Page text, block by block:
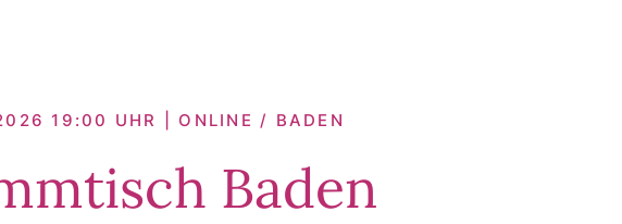
19:00 UHR | ONLINE / BADEN
Baden